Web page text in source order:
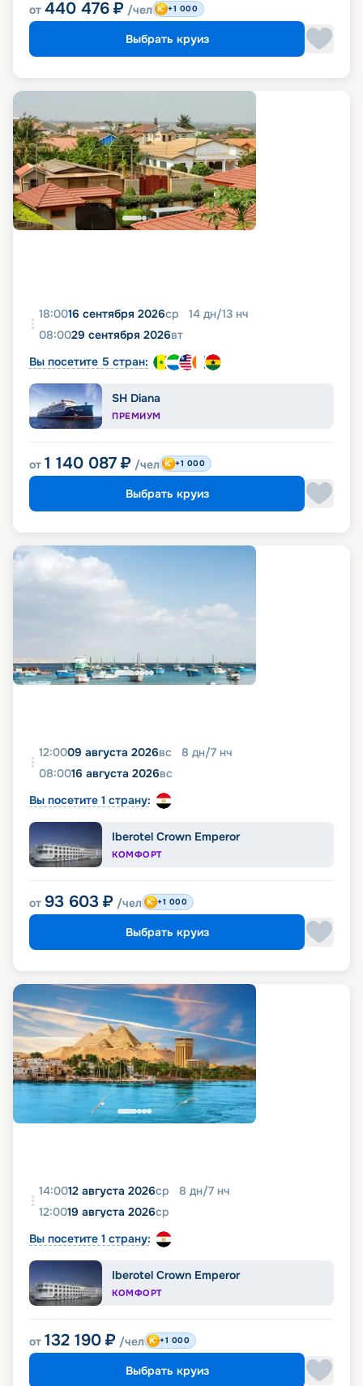
от 440 476 ₽ /чел +1 000
Выбрать круиз
18:0016 сентября 2026ср 14 дн/13 нч
08:0029 сентября 2026вт
Вы посетите 5 стран:
SH Diana
ПРЕМИУМ
от 1 140 087 ₽ /чел +1 000
Выбрать круиз
12:0009 августа 2026вс 8 дн/7 нч
08:0016 августа 2026вс
Вы посетите 1 страну:
Iberotel Crown Emperor
КОМФОРТ
от 93 603 ₽ /чел +1 000
Выбрать круиз
14:0012 августа 2026ср 8 дн/7 нч
12:0019 августа 2026ср
Вы посетите 1 страну:
Iberotel Crown Emperor
КОМФОРТ
от 132 190 ₽ /чел +1 000
Выбрать круиз